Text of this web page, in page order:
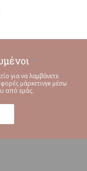
*
για να λαμβάνετε
μάρκετινγκ μέσω
από εμάς.